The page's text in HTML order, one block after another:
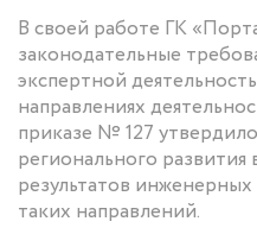
В своей работе ГК
законодательные
экспертной
направлениях
приказе № 127
регионального развития
результатов
таких направлений.